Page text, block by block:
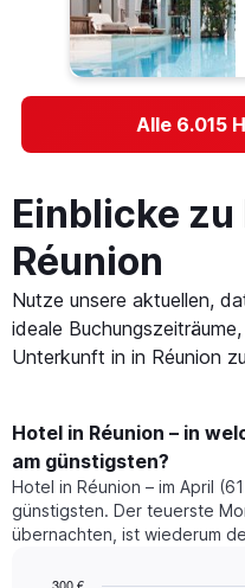
Alle 6.015
Einblicke zu
Réunion
Nutze unsere aktuellen,
ideale
Unterkunft in in Réunion
Hotel in Réunion – in
am günstigsten?
Hotel in Réunion – im April
günstigsten. Der teuerste
übernachten, ist wiederum